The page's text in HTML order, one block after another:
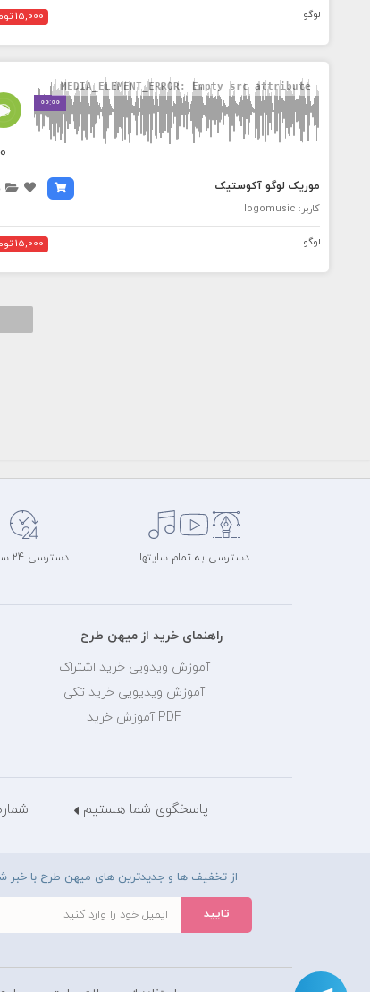
لوگو 15,000 تومان
00:00
MEDIA_ELEMENT_ERROR: Empty src attribute
موزیک لوگو آکوستیک
کاربر: logomusic
لوگو 15,000 تومان
دسترسی به تمام سایتها دسترسی 24 ساعته
راهنمای خرید از میهن طرح
آموزش ویدویی خرید اشتراک
آموزش ویدیویی خرید تکی
PDF آموزش خرید
پاسخگوی شما هستیم شماره
از تخفیف ها و جدیدترین های میهن طرح با خبر